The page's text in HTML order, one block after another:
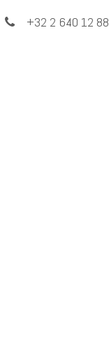
+32 2 640 12 88